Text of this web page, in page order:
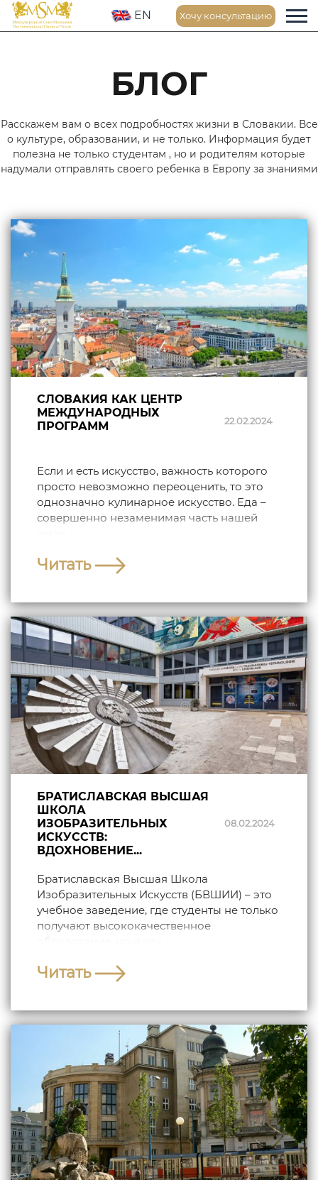
EN Хочу консультацию
БЛОГ
Расскажем вам о всех подробностях жизни в Словакии. Все
о культуре, образовании, и не только. Информация будет
полезна не только студентам , но и родителям которые
надумали отправлять своего ребенка в Европу за знаниями
СЛОВАКИЯ КАК ЦЕНТР
МЕЖДУНАРОДНЫХ
ПРОГРАММ
22.02.2024
Если и есть искусство, важность которого
просто невозможно переоценить, то это
однозначно кулинарное искусство. Еда –
совершенно незаменимая часть нашей
Читать
БРАТИСЛАВСКАЯ ВЫСШАЯ
ШКОЛА
ИЗОБРАЗИТЕЛЬНЫХ
ИСКУССТВ:
ВДОХНОВЕНИЕ...
08.02.2024
Братиславская Высшая Школа
Изобразительных Искусств (БВШИИ) – это
учебное заведение, где студенты не только
получают высококачественное
Читать